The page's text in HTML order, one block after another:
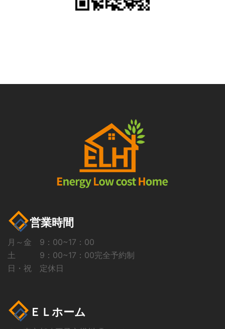
営業時間
月～金 9：00~17：00
土 9：00~17：00完全予約制
日・祝 定休日
ＥＬホーム